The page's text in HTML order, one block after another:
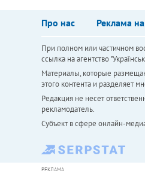
Про нас Реклама
При полном или частичном
ссылка на агентство
Материалы, которые
этого контента и разделяет
Редакция не несет
рекламодатель.
Субъект в сфере онлайн-
РЕКЛАМА